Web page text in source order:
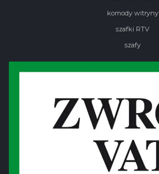
komody witryny
szafki RTV
szafy